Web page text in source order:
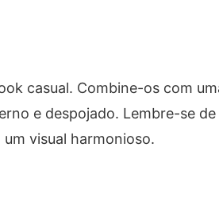
casual. Combine-os com
e despojado. Lembre-se
visual harmonioso.